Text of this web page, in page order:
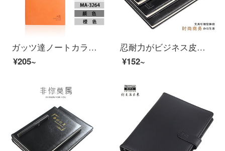
ガッツ達ノートカラー柔らかい皮革ノート学生用ビジネスノート240ページオレンジ色のMA 3218 B 5カラーの軟皮ノート
¥205~
忍耐力がビジネス皮革本会議メモ帳仕事ノート文具事務用品黒100枚MA3818 K/B 5
¥152~